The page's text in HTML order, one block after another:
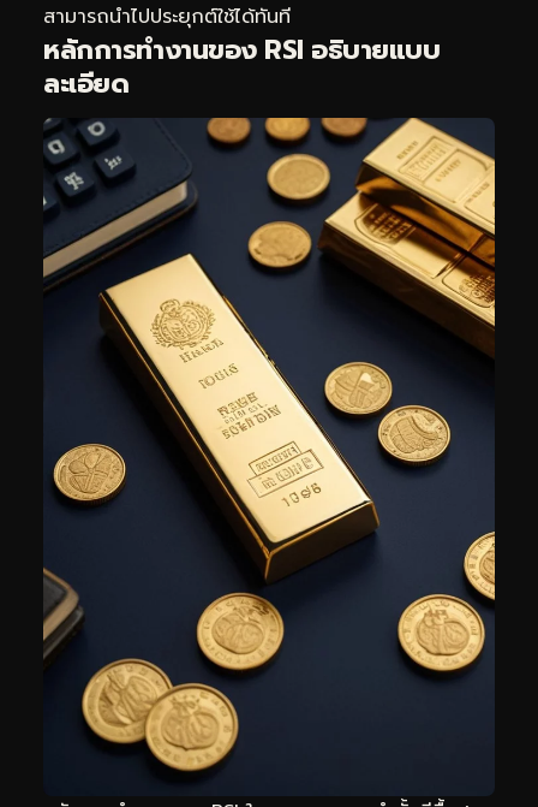
สามารถนำไปประยุกต์ใช้ได้ทันที
หลักการทำงานของ RSI อธิบายแบบ
ละเอียด